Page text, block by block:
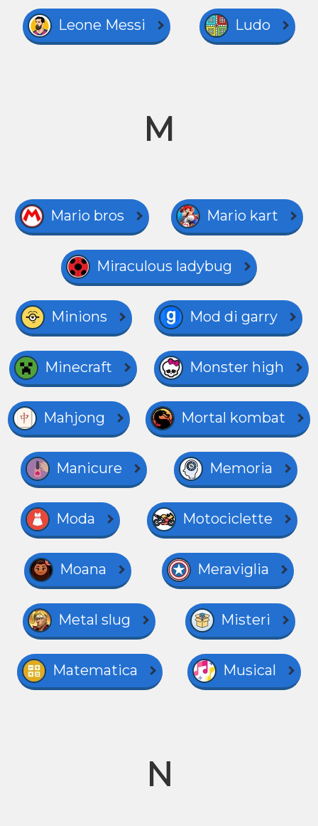
Leone Messi Ludo
M
Mario bros Mario kart
Miraculous ladybug
Minions Mod di garry
Minecraft Monster high
Mahjong Mortal kombat
Manicure Memoria
Moda Motociclette
Moana Meraviglia
Metal slug Misteri
Matematica Musical
N